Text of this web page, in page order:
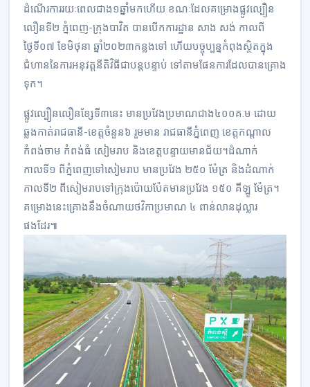
ដំណើរការរយៈពេលជាង១ឆ្នាំមកហើយ ខណៈដែលគម្រោងផ្លូវល្បឿន
លឿនទី២ ភ្នំពេញ-ក្រុងបាវិត បានបើកការដ្ឋាន សាង សង់ កាលពី
ថ្ងៃទី០៧ ខែមិថុនា ឆ្នាំ២០២៣កន្លងទៅ ហើយបច្ចុប្បន្នកំពុងស្ថិតក្នុង
ជំហាននៃការអនុវត្តនីតិវិធីជាបន្តបន្ទាប់ ទៅតាមផែនការដែលបានគ្រោង
ទុក។
ផ្លូវល្បឿនលឿនខ្សែទី៣នេះ មានប្រវែងប្រមាណជាង៤០០គ.ម ដោយ
ឆ្លងកាត់រាជធានី-ខេត្តចំនួន៦ រួមមាន រាជធានីភ្នំពេញ ខេត្ដកណ្ដាល
កំពង់ចាម កំពង់ធំ សៀមរាប និងខេត្តបន្ទាយមានជ័យ។ដំណាក់
កាលទី១ ពីភ្នំពេញទៅសៀមរាប មានប្រវែង ២៥០ ម៉ែត្រ និងដំណាក់
កាលទី២ ពីសៀមរាបទៅក្រុងប៉ោយប៉ែតមានប្រវែង ១៥០ គីឡូ ម៉ែត្រ។
គម្រោងនេះគ្រោងនឹងចំណាយថវិកាប្រមាណ ៤ ពាន់លានដុល្លារ
ផងដែរ៕